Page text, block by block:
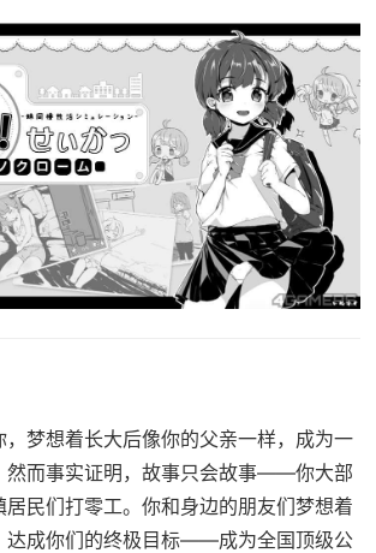
，梦想着长大后像你的父亲一样，成为一
然而事实证明，故事只会故事——你大部
居民们打零工。你和身边的朋友们梦想着
达成你们的终极目标——成为全国顶级公